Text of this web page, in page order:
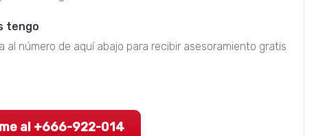
tengo
al número de aquí abajo para recibir asesoramiento gratis
al +666-922-014